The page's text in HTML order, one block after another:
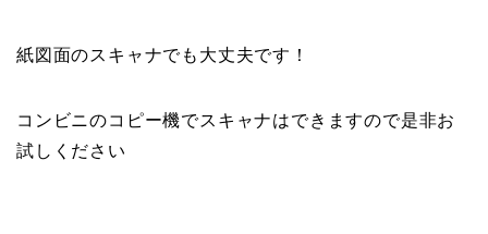
紙図面のスキャナでも大丈夫です！
コンビニのコピー機でスキャナはできますので是非お
試しください